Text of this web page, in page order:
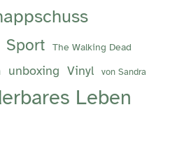
Sport The Walking Dead
unboxing Vinyl von Sandra
Leben